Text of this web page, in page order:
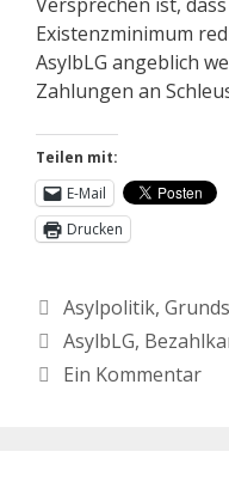
Existenzminimum
AsylbLG angeblich
Zahlungen an
Teilen mit:
E-Mail
Drucken
Asylpolitik,
AsylbLG,
Ein Kommentar